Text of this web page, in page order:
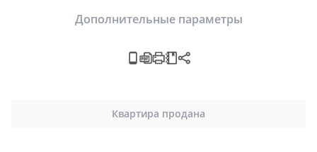
Дополнительные параметры
Квартира продана